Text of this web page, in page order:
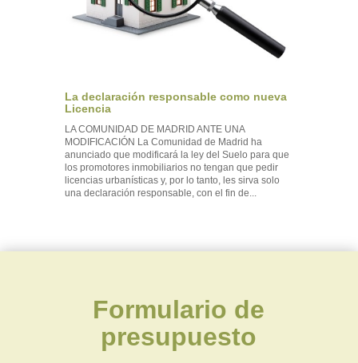
La declaración responsable como nueva
Licencia
LA COMUNIDAD DE MADRID ANTE UNA
MODIFICACIÓN La Comunidad de Madrid ha
anunciado que modificará la ley del Suelo para que
los promotores inmobiliarios no tengan que pedir
licencias urbanísticas y, por lo tanto, les sirva solo
una declaración responsable, con el fin de...
Formulario de
presupuesto